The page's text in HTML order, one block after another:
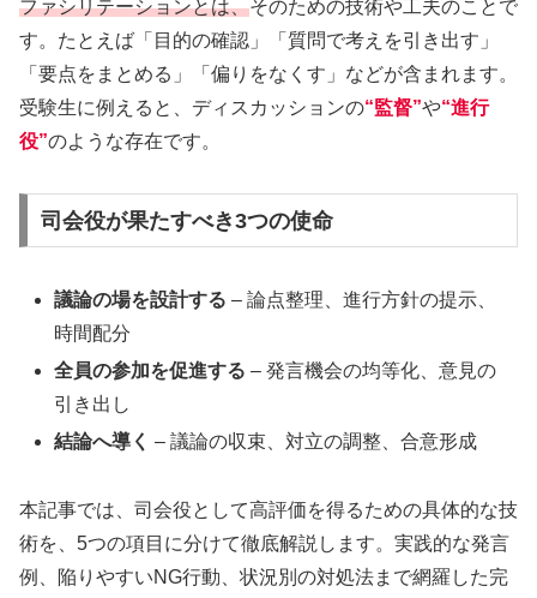
ファシリテーションとは、そのための技術や工夫のことで
す。たとえば「目的の確認」「質問で考えを引き出す」
「要点をまとめる」「偏りをなくす」などが含まれます。
受験生に例えると、ディスカッションの“監督”や“進行
役”のような存在です。
司会役が果たすべき3つの使命
議論の場を設計する – 論点整理、進行方針の提示、
時間配分
全員の参加を促進する – 発言機会の均等化、意見の
引き出し
結論へ導く – 議論の収束、対立の調整、合意形成
本記事では、司会役として高評価を得るための具体的な技
術を、5つの項目に分けて徹底解説します。実践的な発言
例、陥りやすいNG行動、状況別の対処法まで網羅した完